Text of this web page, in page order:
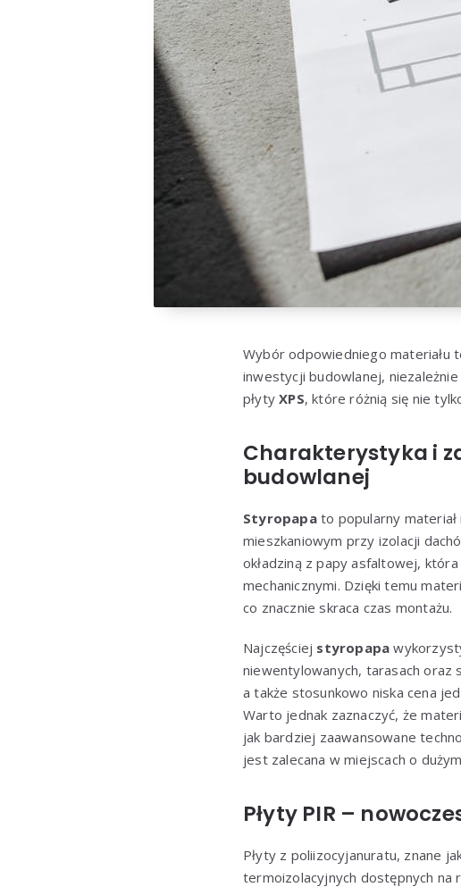
Wybór odpowiedniego materiału
inwestycji budowlanej,
płytyXPS, które różnią się nie
Charakterystyka i
budowlanej
Styropapato popularny
mieszkaniowym przy izolacji
okładziną z papy asfaltowej,
mechanicznymi. Dzięki temu
co znacznie skraca czas montażu.
Najczęściej styropapa
niewentylowanych, tarasach oraz
a także stosunkowo niska cena
Warto jednak zaznaczyć, że
jak bardziej zaawansowane
jest zalecana w miejscach o
Płyty PIR –
Płyty z poliizocyjanuratu, znane
termoizolacyjnych dostępnych na